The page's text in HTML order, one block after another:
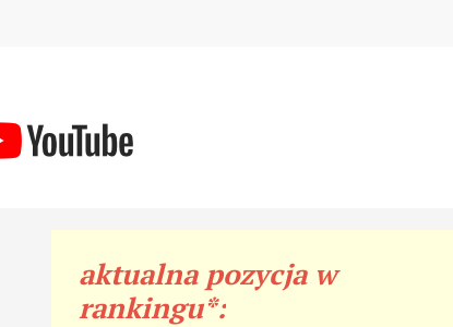
aktualna pozycja w
rankingu*: